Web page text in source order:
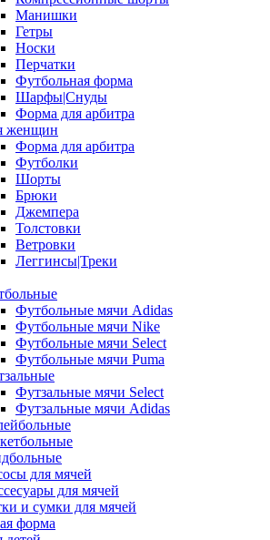
Манишки
Гетры
Носки
Перчатки
Футбольная форма
Шарфы|Снуды
Форма для арбитра
женщин
Форма для арбитра
Футболки
Шорты
Брюки
Джемпера
Толстовки
Ветровки
Леггинсы|Треки
Футбольные мячи Adidas
Футбольные мячи Nike
Футбольные мячи Select
Футбольные мячи Puma
Футзальные мячи Select
Футзальные мячи Adidas
для мячей
для мячей
и сумки для мячей
форма